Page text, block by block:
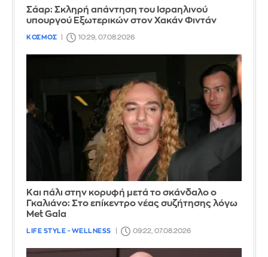
Σάαρ: Σκληρή απάντηση του Ισραηλινού
υπουργού Εξωτερικών στον Χακάν Φιντάν
ΚΟΣΜΟΣ 10:29, 07.08.2026
Και πάλι στην κορυφή μετά το σκάνδαλο ο
Γκαλιάνο: Στο επίκεντρο νέας συζήτησης λόγω
Met Gala
LIFE STYLE - WELLNESS 09:22, 07.08.2026